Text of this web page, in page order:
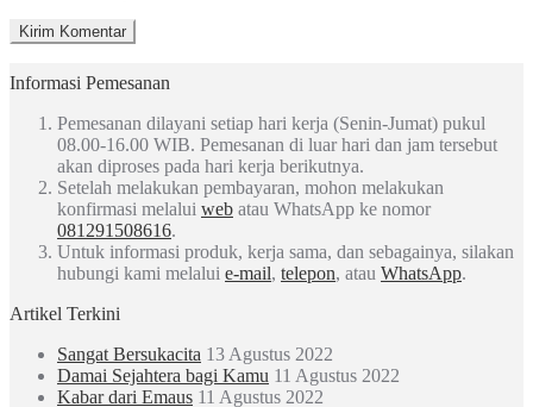
Informasi Pemesanan
Pemesanan dilayani setiap hari kerja (Senin-Jumat) pukul
08.00-16.00 WIB. Pemesanan di luar hari dan jam tersebut
akan diproses pada hari kerja berikutnya.
Setelah melakukan pembayaran, mohon melakukan
konfirmasi melalui web atau WhatsApp ke nomor
081291508616.
Untuk informasi produk, kerja sama, dan sebagainya, silakan
hubungi kami melalui e-mail, telepon, atau WhatsApp.
Artikel Terkini
Sangat Bersukacita 13 Agustus 2022
Damai Sejahtera bagi Kamu 11 Agustus 2022
Kabar dari Emaus 11 Agustus 2022